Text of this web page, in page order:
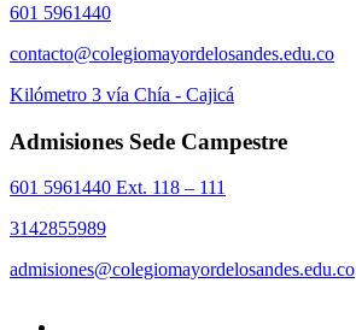
601 5961440
contacto@colegiomayordelosandes.edu.co
Kilómetro 3 vía Chía - Cajicá
Admisiones Sede Campestre
601 5961440 Ext. 118 – 111
3142855989
admisiones@colegiomayordelosandes.edu.co